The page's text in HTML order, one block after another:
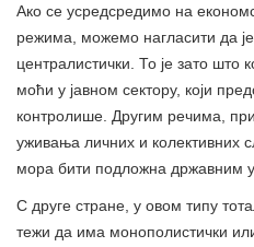
Ако се усредсредимо на
режима, можемо нагласити да
централистички. То је зато што
моћи у јавном сектору, који
контролише. Другим речима,
уживања личних и колективних
мора бити подложна државним
С друге стране, у овом типу
тежи да има монополистички